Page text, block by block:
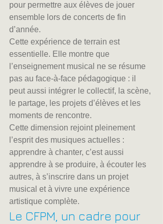
pour permettre aux élèves de jouer
ensemble lors de concerts de fin
d’année.
Cette expérience de terrain est
essentielle. Elle montre que
l’enseignement musical ne se résume
pas au face-à-face pédagogique : il
peut aussi intégrer le collectif, la scène,
le partage, les projets d’élèves et les
moments de rencontre.
Cette dimension rejoint pleinement
l’esprit des musiques actuelles :
apprendre à chanter, c’est aussi
apprendre à se produire, à écouter les
autres, à s’inscrire dans un projet
musical et à vivre une expérience
artistique complète.
Le CFPM, un cadre pour